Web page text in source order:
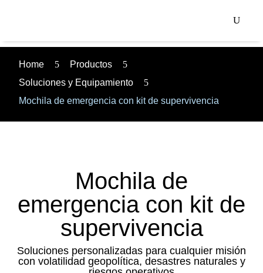
Home 5 Productos
5
Soluciones y Equipamiento
5
Mochila de emergencia con kit de supervivencia
Mochila de
emergencia con kit de
supervivencia
Soluciones personalizadas para cualquier misión
con volatilidad geopolítica, desastres naturales y